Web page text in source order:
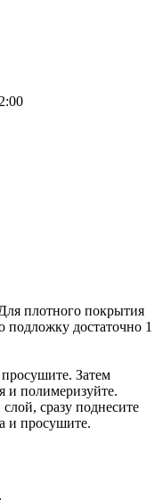
плотного покрытия
достаточно 1
Затем
и полимеризуйте.
сразу поднесите
и просушите.